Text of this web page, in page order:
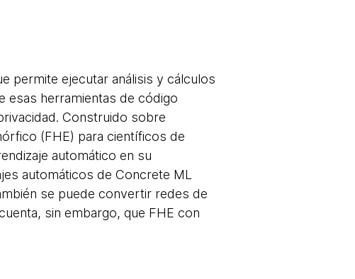
permite ejecutar análisis y cálculos
esas herramientas de código
Construido sobre
(FHE) para científicos de
automático en su
automáticos de Concrete ML
se puede convertir redes de
sin embargo, que FHE con